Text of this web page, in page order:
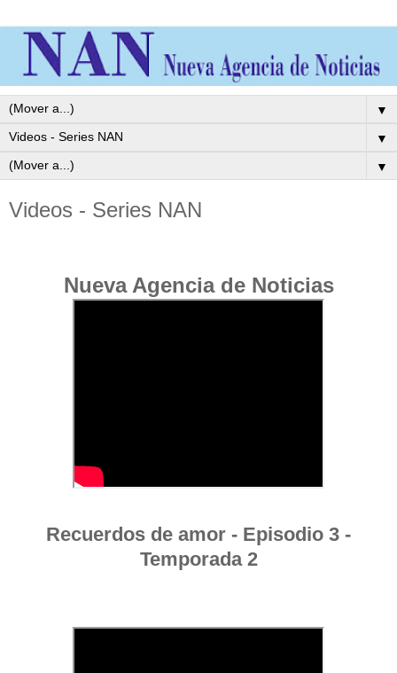
▼
▼
▼
Videos - Series NAN
Nueva Agencia de Noticias
Recuerdos de amor - Episodio 3 -
Temporada 2